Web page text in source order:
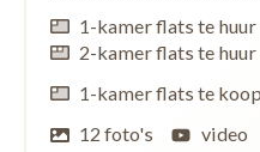
1-kamer flats te huur
2-kamer flats te huur
1-kamer flats te koop
12 foto's
video